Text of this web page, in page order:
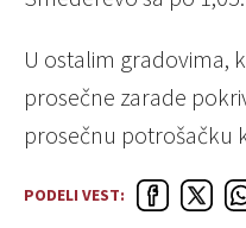
U ostalim gradovima,
prosečne zarade
prosečnu potrošačku
PODELI VEST: